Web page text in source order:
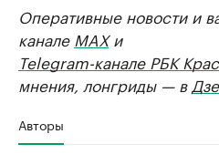
Оперативные новости и
канале MAXи
Telegram-канале РБК
мнения, лонгриды — в
Авторы